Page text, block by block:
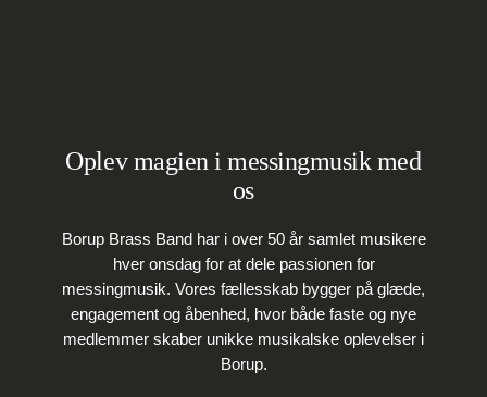
Oplev magien i messingmusik med
os
Borup Brass Band har i over 50 år samlet musikere
hver onsdag for at dele passionen for
messingmusik. Vores fællesskab bygger på glæde,
engagement og åbenhed, hvor både faste og nye
medlemmer skaber unikke musikalske oplevelser i
Borup.